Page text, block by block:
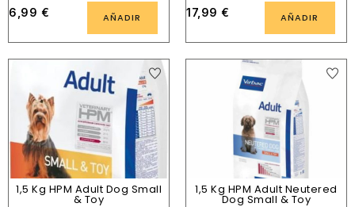
6,99 € AÑADIR 17,99 € AÑADIR
1,5 Kg HPM Adult Dog Small
& Toy
1,5 Kg HPM Adult Neutered
Dog Small & Toy